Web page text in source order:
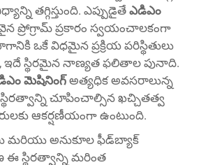
తగ్గిస్తుంది. ఎప్పుడైతే ఎడిఎం
ప్రోగ్రామ్ ప్రకారం స్వయంచాలకంగా
ఒకే విధమైన ప్రక్రియ పరిస్థితులు
స్థిరమైన నాణ్యత ఫలితాల పునాది.
మెషినింగ్అత్యధిక అవసరాలున్న
స్థిరత్వాన్ని చూపించాల్సిన ఖచ్చితత్వ
ఆకర్షణీయంగా ఉంటుంది.
మరియు అనుకూల ఫీడ్‌బ్యాక్
ఈ స్థిరత్వాన్ని మరింత